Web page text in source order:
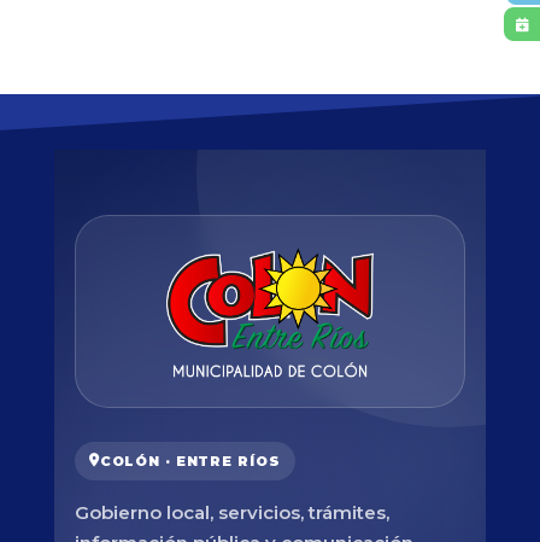
COLÓN · ENTRE RÍOS
Gobierno local, servicios, trámites,